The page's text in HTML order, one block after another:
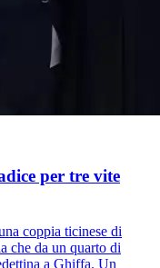
per tre vite
coppia ticinese di
che da un quarto di
a Ghiffa. Un